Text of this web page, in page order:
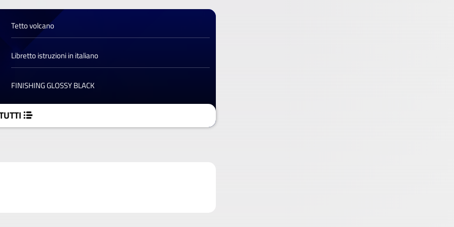
Tetto volcano
Libretto istruzioni in italiano
FINISHING GLOSSY BLACK